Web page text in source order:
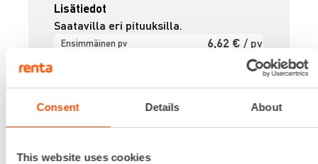
Consent Details About
This website uses cookies
Lisätiedot
Saatavilla eri pituuksilla.
Ensimmäinen pv 6,62 € / pv
/ pv